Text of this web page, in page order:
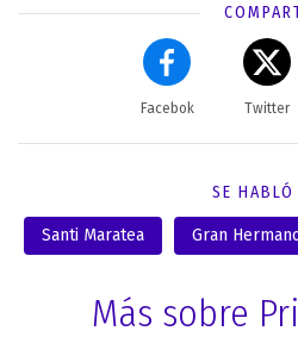
Facebok Twitter
SE HABLÓ
Santi Maratea Gran
Más sobre